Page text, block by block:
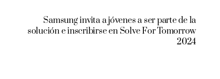
Samsung invita a jóvenes a ser parte de la
solución e inscribirse en Solve For Tomorrow
2024